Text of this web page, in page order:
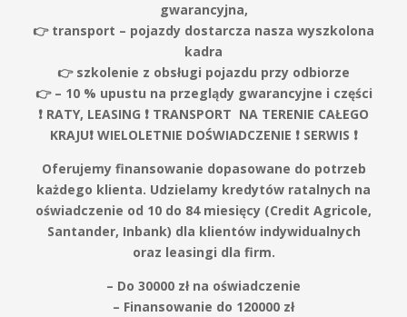
gwarancyjna,
👉 transport – pojazdy dostarcza nasza wyszkolona
kadra
👉 szkolenie z obsługi pojazdu przy odbiorze
👉 – 10 % upustu na przeglądy gwarancyjne i części
❗️ RATY, LEASING ❗️ TRANSPORT NA TERENIE CAŁEGO
KRAJU❗️ WIELOLETNIE DOŚWIADCZENIE ❗️ SERWIS ❗️
Oferujemy finansowanie dopasowane do potrzeb
każdego klienta. Udzielamy kredytów ratalnych na
oświadczenie od 10 do 84 miesięcy (Credit Agricole,
Santander, Inbank) dla klientów indywidualnych
oraz leasingi dla firm.
– Do 30000 zł na oświadczenie
– Finansowanie do 120000 zł